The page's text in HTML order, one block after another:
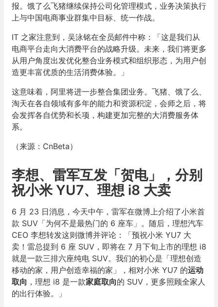
报。饿了么飞猪继续保持公司化管理模式，业务决策执行
上与中国电商事业群集中目标、统一作战。
IT 之家注意到，吴泳铭在全员邮件中称：「这是我们从
电商平台走向大消费平台的战略升级。未来，我们将更多
从用户角度出发优化整合业务模式和组织形态，为用户创
造更丰富优质的生活消费体验。」
这意味着，阿里将进一步整合集团业务。飞猪、饿了么、
淘天在各自领域有多年的能力和资源积淀，会师之后，将
会发挥各自优势和长项，构建更加完整的大消费服务体
系。
（来源：CnBeta）
李想、雷军互发「贺电」，分别
祝小米 YU7、理想 i8 大卖
6 月 23 日消息，今天中午，雷军在微博上介绍了小米首
款 SUV「为何不是最热门的 6 座车」。随后，理想汽车
CEO 李想转发这则微博并评论：「预祝小米 YU7 大
卖！雷总提到 6 座 SUV，即将在 7 月下旬上市的理想 i8
就是一款三排六座纯电 SUV。我们的初心是「理想创造
移动的家，用户创造幸福的家」，相对小米 YU7 的运动
取向 ，理想 i8 是一款家庭取向的 SUV，更多照顾全家人
的出行体验。」